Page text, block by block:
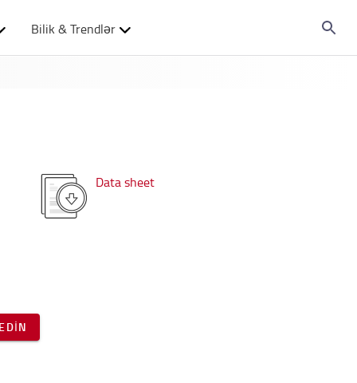
Bilik & Trendlər
Data sheet